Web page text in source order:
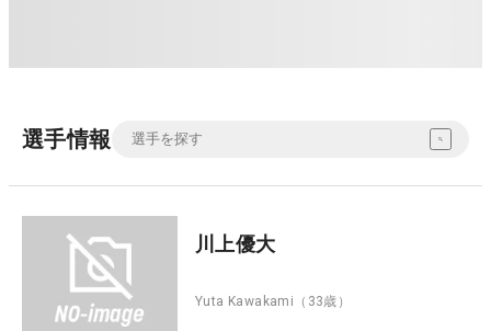
選手情報
川上優大
Yuta Kawakami （33歳）